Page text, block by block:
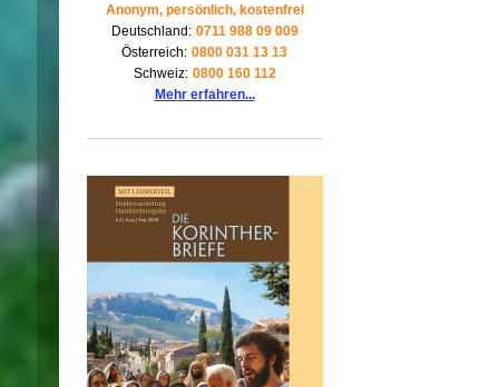
Anonym, persönlich, kostenfrei
Deutschland: 0711 988 09 009
Österreich: 0800 031 13 13
Schweiz: 0800 160 112
Mehr erfahren...